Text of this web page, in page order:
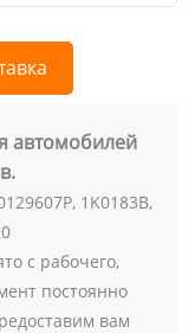
автомобилей
1K0183B,
с рабочего,
постоянно
вам